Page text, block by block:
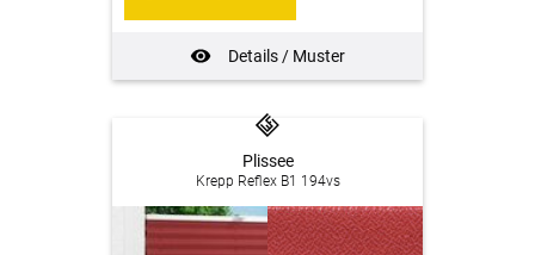
Details / Muster
Plissee
Krepp Reflex B1 194vs